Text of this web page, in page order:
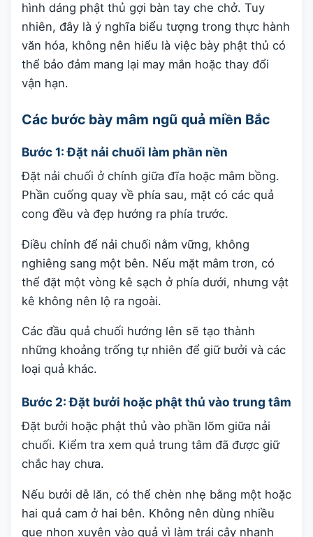
hình dáng phật thủ gợi bàn tay che chở. Tuy
nhiên, đây là ý nghĩa biểu tượng trong thực hành
văn hóa, không nên hiểu là việc bày phật thủ có
thể bảo đảm mang lại may mắn hoặc thay đổi
vận hạn.
Các bước bày mâm ngũ quả miền Bắc
Bước 1: Đặt nải chuối làm phần nền
Đặt nải chuối ở chính giữa đĩa hoặc mâm bồng.
Phần cuống quay về phía sau, mặt có các quả
cong đều và đẹp hướng ra phía trước.
Điều chỉnh để nải chuối nằm vững, không
nghiêng sang một bên. Nếu mặt mâm trơn, có
thể đặt một vòng kê sạch ở phía dưới, nhưng vật
kê không nên lộ ra ngoài.
Các đầu quả chuối hướng lên sẽ tạo thành
những khoảng trống tự nhiên để giữ bưởi và các
loại quả khác.
Bước 2: Đặt bưởi hoặc phật thủ vào trung tâm
Đặt bưởi hoặc phật thủ vào phần lõm giữa nải
chuối. Kiểm tra xem quả trung tâm đã được giữ
chắc hay chưa.
Nếu bưởi dễ lăn, có thể chèn nhẹ bằng một hoặc
hai quả cam ở hai bên. Không nên dùng nhiều
que nhọn xuyên vào quả vì làm trái cây nhanh